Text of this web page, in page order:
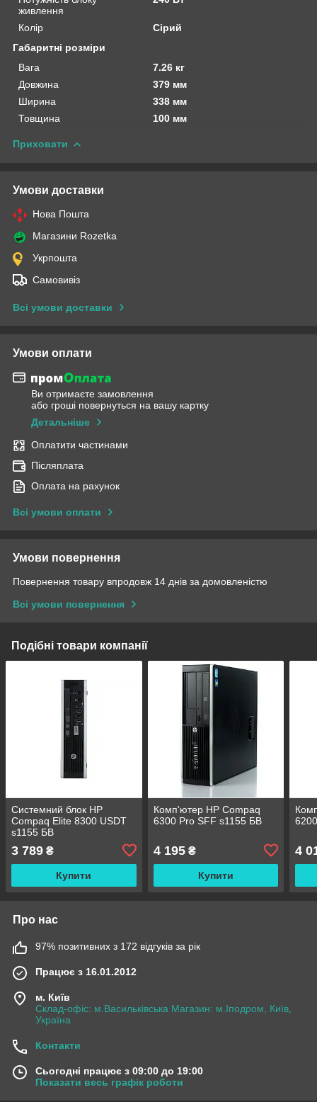
живлення
Колір
Сірий
Габаритні розміри
Вага
7.26 кг
Довжина
379 мм
Ширина
338 мм
Товщина
100 мм
Приховати
Умови доставки
Нова Пошта
Магазини Rozetka
Укрпошта
Самовивіз
Всі умови доставки
Умови оплати
Ви отримаєте замовлення
або гроші повернуться на вашу картку
Детальніше
Оплатити частинами
Післяплата
Оплата на рахунок
Всі умови оплати
Умови повернення
Повернення товару впродовж 14 днів за домовленістю
Всі умови повернення
Подібні товари компанії
Системний блок HP
Compaq Elite 8300 USDT
s1155 БВ
3 789 ₴
Купити
Комп'ютер HP Compaq
6300 Pro SFF s1155 БВ
4 195₴
Купити
4
Про нас
97% позитивних з 172 відгуків за рік
Працює з 16.01.2012
м. Київ
Склад-офіс: м.Васильківська Магазин: м.Іподром, Київ,
Україна
Контакти
Сьогодні працює з 09:00 до 19:00
Показати весь графік роботи